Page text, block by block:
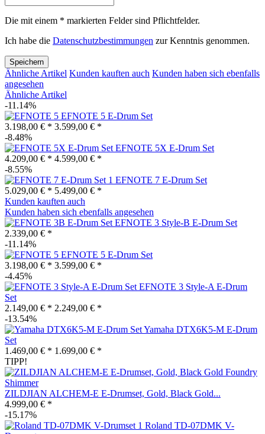
Die mit einem * markierten Felder sind Pflichtfelder.
Ich habe die Datenschutzbestimmungen zur Kenntnis genommen.
Speichern
Ähnliche Artikel Kunden kauften auch Kunden haben sich ebenfalls
angesehen
Ähnliche Artikel
-11.14%
EFNOTE 5 E-Drum Set
3.198,00 € * 3.599,00 € *
-8.48%
EFNOTE 5X E-Drum Set
4.209,00 € * 4.599,00 € *
-8.55%
EFNOTE 7 E-Drum Set
5.029,00 € * 5.499,00 € *
Kunden kauften auch
Kunden haben sich ebenfalls angesehen
EFNOTE 3 Style-B E-Drum Set
2.339,00 € *
-11.14%
EFNOTE 5 E-Drum Set
3.198,00 € * 3.599,00 € *
-4.45%
EFNOTE 3 Style-A E-Drum
Set
2.149,00 € * 2.249,00 € *
-13.54%
Yamaha DTX6K5-M E-Drum
Set
1.469,00 € * 1.699,00 € *
TIPP!
ZILDJIAN ALCHEM-E E-Drumset, Gold, Black Gold...
4.999,00 € *
-15.17%
Roland TD-07DMK V-